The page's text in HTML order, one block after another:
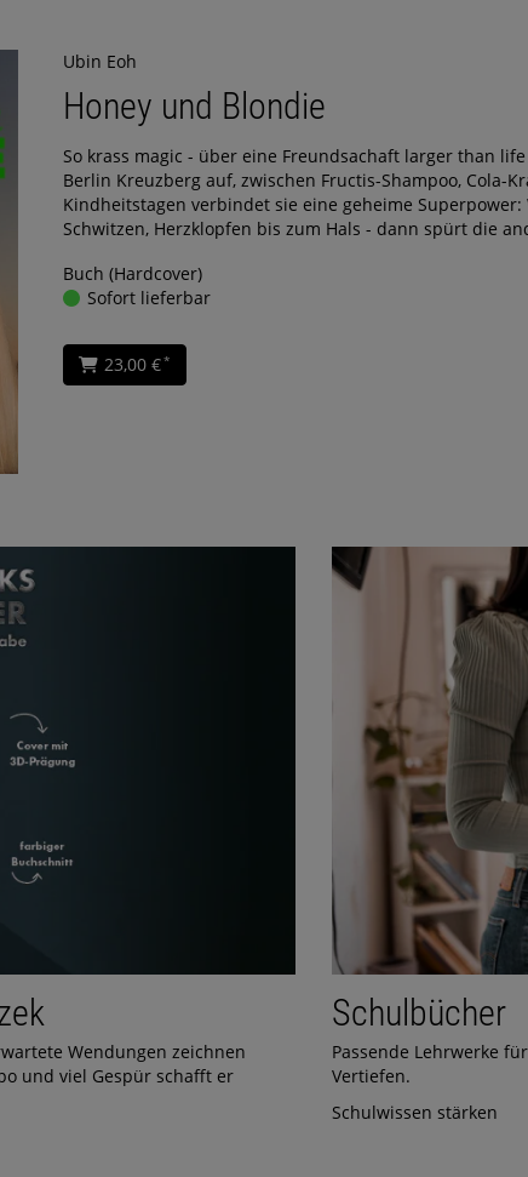
Ubin Eoh
Honey und Blondie
So krass magic - über eine Freundsachaft larger than
Berlin Kreuzberg auf, zwischen Fructis-Shampoo, Cola-
Kindheitstagen verbindet sie eine geheime
Schwitzen, Herzklopfen bis zum Hals - dann spürt die
Buch (Hardcover)
Sofort lieferbar
23,00 €*
Wendungen zeichnen
und viel Gespür schafft er
Schulbücher
Passende Lehrwerke
Vertiefen.
Schulwissen stärken